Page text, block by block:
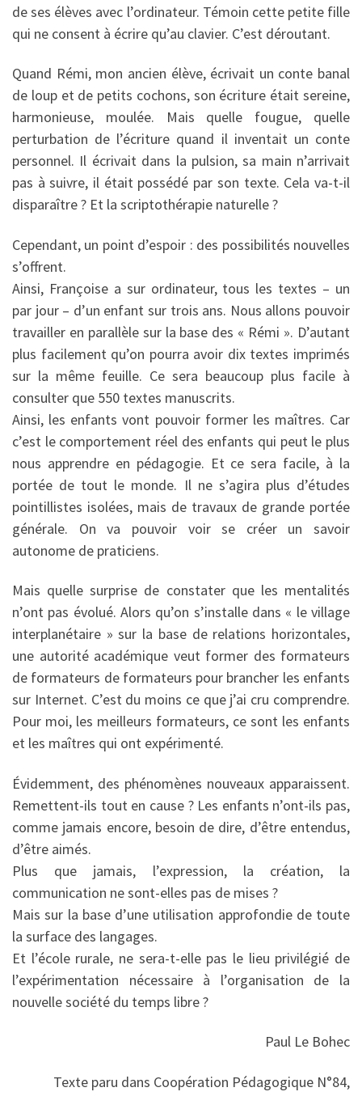
de ses élèves avec l’ordinateur. Témoin cette petite fille
qui ne consent à écrire qu’au clavier. C’est déroutant.
Quand Rémi, mon ancien élève, écrivait un conte banal
de loup et de petits cochons, son écriture était sereine,
harmonieuse, moulée. Mais quelle fougue, quelle
perturbation de l’écriture quand il inventait un conte
personnel. Il écrivait dans la pulsion, sa main n’arrivait
pas à suivre, il était possédé par son texte. Cela va-t-il
disparaître ? Et la scriptothérapie naturelle ?
Cependant, un point d’espoir : des possibilités nouvelles
s’offrent.
Ainsi, Françoise a sur ordinateur, tous les textes – un
par jour – d’un enfant sur trois ans. Nous allons pouvoir
travailler en parallèle sur la base des « Rémi ». D’autant
plus facilement qu’on pourra avoir dix textes imprimés
sur la même feuille. Ce sera beaucoup plus facile à
consulter que 550 textes manuscrits.
Ainsi, les enfants vont pouvoir former les maîtres. Car
c’est le comportement réel des enfants qui peut le plus
nous apprendre en pédagogie. Et ce sera facile, à la
portée de tout le monde. Il ne s’agira plus d’études
pointillistes isolées, mais de travaux de grande portée
générale. On va pouvoir voir se créer un savoir
autonome de praticiens.
Mais quelle surprise de constater que les mentalités
n’ont pas évolué. Alors qu’on s’installe dans « le village
interplanétaire » sur la base de relations horizontales,
une autorité académique veut former des formateurs
de formateurs de formateurs pour brancher les enfants
sur Internet. C’est du moins ce que j’ai cru comprendre.
Pour moi, les meilleurs formateurs, ce sont les enfants
et les maîtres qui ont expérimenté.
Évidemment, des phénomènes nouveaux apparaissent.
Remettent-ils tout en cause ? Les enfants n’ont-ils pas,
comme jamais encore, besoin de dire, d’être entendus,
d’être aimés.
Plus que jamais, l’expression, la création, la
communication ne sont-elles pas de mises ?
Mais sur la base d’une utilisation approfondie de toute
la surface des langages.
Et l’école rurale, ne sera-t-elle pas le lieu privilégié de
l’expérimentation nécessaire à l’organisation de la
nouvelle société du temps libre ?
Paul Le Bohec
Texte paru dans Coopération Pédagogique N°84,